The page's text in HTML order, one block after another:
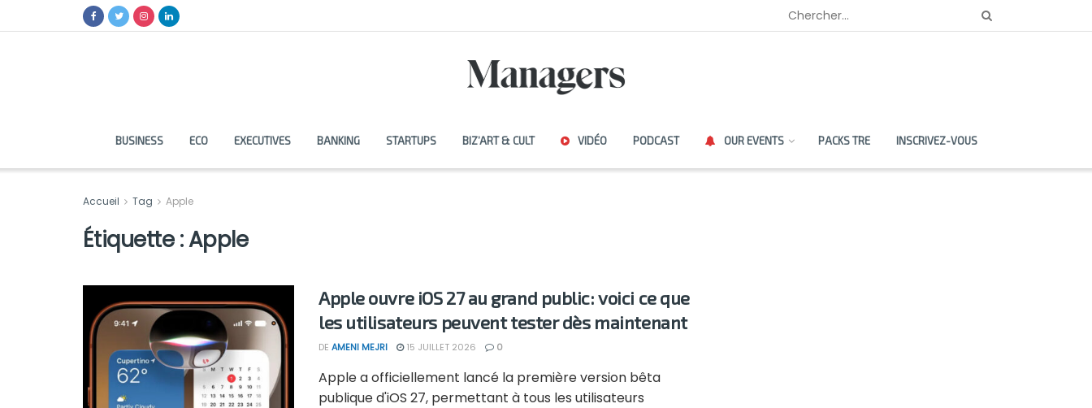
BUSINESS ECO EXECUTIVES BANKING STARTUPS BIZ’ART & CULT VIDÉO PODCAST OUR EVENTS PACKS TRE INSCRIVEZ-VOUS
Accueil Tag Apple
Étiquette :Apple
Apple ouvre iOS 27 au grand public: voici ce que
les utilisateurs peuvent tester dès maintenant
DE AMENI MEJRI 15 JUILLET 2026 0
Apple a officiellement lancé la première version bêta
publique d'iOS 27, permettant à tous les utilisateurs